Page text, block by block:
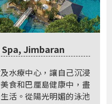
Jimbaran
水療中心，讓自己沉浸
食和巴厘島健康中，盡
活。從陽光明媚的泳池